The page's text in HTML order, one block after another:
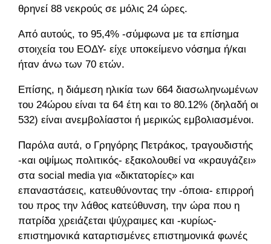
θρηνεί 88 νεκρούς σε μόλις 24 ώρες.
Από αυτούς, το 95,4% -σύμφωνα με τα επίσημα
στοιχεία του ΕΟΔΥ- είχε υποκείμενο νόσημα ή/και
ήταν άνω των 70 ετών.
Επίσης, η διάμεση ηλικία των 664 διασωληνωμένων
του 24ώρου είναι τα 64 έτη και το 80.12% (δηλαδή οι
532) είναι ανεμβολίαστοι ή μερικώς εμβολιασμένοι.
Παρόλα αυτά, ο Γρηγόρης Πετράκος, τραγουδιστής
-και οψίμως πολιτικός- εξακολουθεί να «κραυγάζει»
στα social media για «δικτατορίες» και
επαναστάσεις, κατευθύνοντας την -όποια- επιρροή
του προς την λάθος κατεύθυνση, την ώρα που η
πατρίδα χρειάζεται ψύχραιμες και -κυρίως-
επιστημονικά καταρτισμένες επιστημονικά φωνές